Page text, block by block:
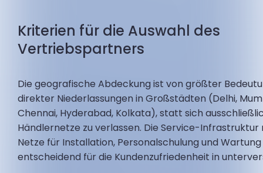
Kriterien für die Auswahl des
Vertriebspartners
Die geografische Abdeckung ist von größter
direkter Niederlassungen in Großstädten (Delhi,
Chennai, Hyderabad, Kolkata), statt sich
Händlernetze zu verlassen. Die Service-
Netze für Installation, Personalschulung und
entscheidend für die Kundenzufriedenheit in